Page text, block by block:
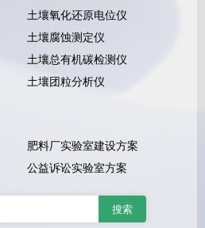
土壤氧化还原电位仪
土壤腐蚀测定仪
土壤总有机碳检测仪
土壤团粒分析仪
肥料厂实验室建设方案
公益诉讼实验室方案